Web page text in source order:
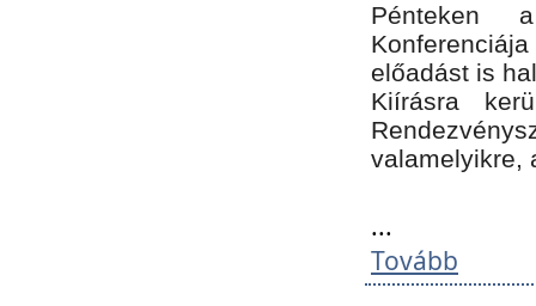
Pénteken
előadást is
Kiírásra
valamelyikre,
...
Tovább